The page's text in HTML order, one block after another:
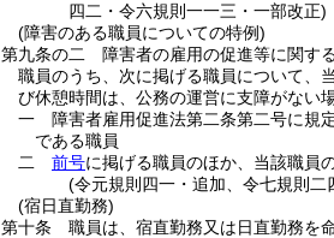
四二・令六規則一一三・一部改正)
(障害のある職員についての特例)
第九条の二
障害者の雇用の促進等に関す
職員のうち、次に掲げる職員について、
び休憩時間は、公務の運営に支障がない
一
障害者雇用促進法第二条第二号に規
である職員
二
前号に掲げる職員のほか、当該職員
(令元規則四一・追加、令七規則二
(宿日直勤務)
第十条
職員は、宿直勤務又は日直勤務を